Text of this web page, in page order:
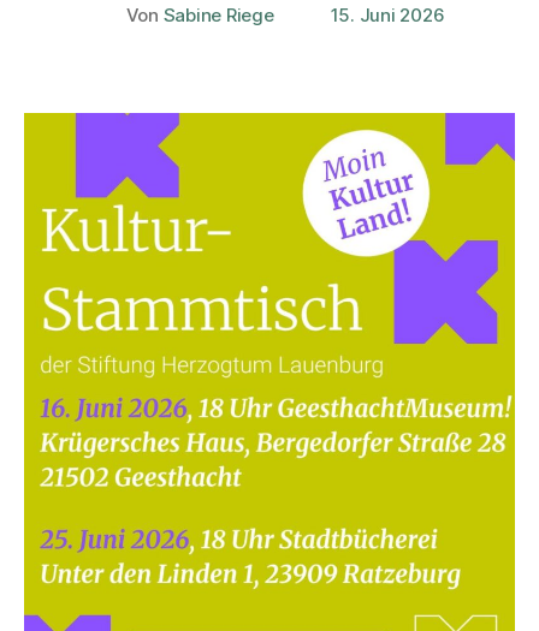
Beitragsautor
Von Sabine Riege Veröffentlichungsdatum
15. Juni 2026